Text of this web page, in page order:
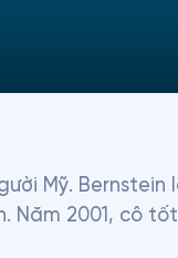
Mỹ. Bernstein
Năm 2001, cô tốt